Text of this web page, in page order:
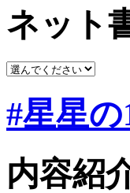
ネット
#星星
内容紹